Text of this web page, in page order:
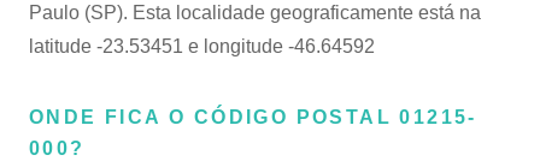
Paulo (SP). Esta localidade geograficamente está na
latitude -23.53451 e longitude -46.64592
ONDE FICA O CÓDIGO POSTAL 01215-
000?